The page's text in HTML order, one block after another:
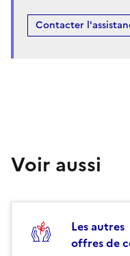
Contacter
Voir aussi
Les autres
offres de